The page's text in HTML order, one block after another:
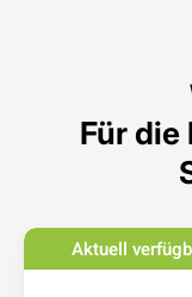
Für
Aktuell